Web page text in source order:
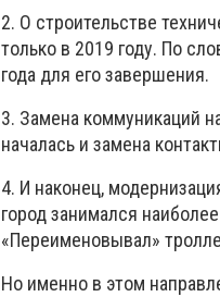
2. О строительстве
только в 2019 году. По
года для его завершения.
3. Замена коммуникаций
началась и замена
4. И наконец,
город занимался
«Переименовывал»
Но именно в этом